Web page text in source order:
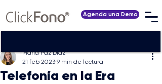
Agenda una Demo
Telefonía en la Era
María Paz Díaz
21 feb 2023 9 min de lectura